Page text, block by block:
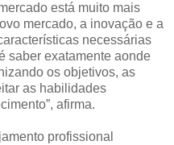
está muito mais
mercado, a inovação e a
necessárias
saber exatamente aonde
os objetivos, as
as habilidades
afirma.
profissional